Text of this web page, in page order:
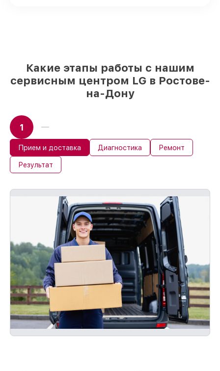
начинает работу сразу
Какие этапы работы с нашим
сервисным центром LG в Ростове-
на-Дону
1
Прием и доставка Диагностика Ремонт
Результат